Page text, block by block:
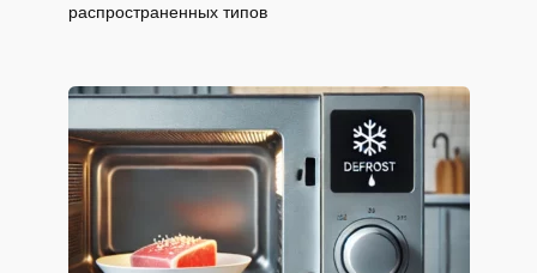
распространенных типов